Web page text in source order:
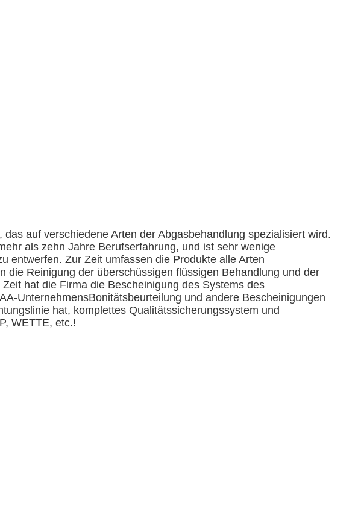
auf verschiedene Arten der Abgasbehandlung spezialisiert wird.
als zehn Jahre Berufserfahrung, und ist sehr wenige
entwerfen. Zur Zeit umfassen die Produkte alle Arten
die Reinigung der überschüssigen flüssigen Behandlung und der
hat die Firma die Bescheinigung des Systems des
UnternehmensBonitätsbeurteilung und andere Bescheinigungen
hat, komplettes Qualitätssicherungssystem und
WETTE, etc.!